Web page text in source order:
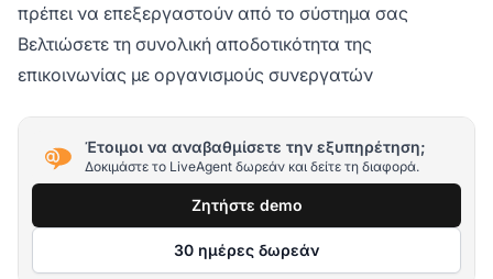
πρέπει να επεξεργαστούν από το σύστημα σας
Βελτιώσετε τη συνολική αποδοτικότητα της
επικοινωνίας με οργανισμούς συνεργατών
Έτοιμοι να αναβαθμίσετε την εξυπηρέτηση;
Δοκιμάστε το LiveAgent δωρεάν και δείτε τη διαφορά.
Ζητήστε demo
30 ημέρες δωρεάν